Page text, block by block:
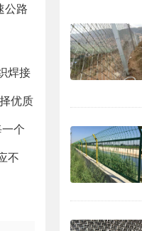
公路
焊接
优质
个
不